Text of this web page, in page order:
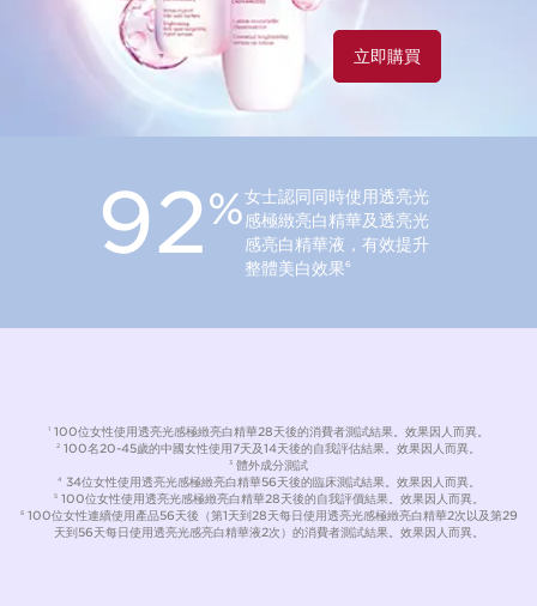
92%女士認同同時使用透亮光
感極緻亮白精華及透亮光
感亮白精華液，有效提升
整體美白效果6
立即購買
1 100位女性使用透亮光感極緻亮白精華28天後的消費者測試結果。效果因⁠人⁠而⁠異。
2 100名20-45歲的中國女性使用7天及14天後的自我評估結果。效果因人而異。
3 體外成分測試
4 34位女性使用透亮光感極緻亮白精華56天後的臨床測試結果。效果因人而異。
5100位女性使用透亮光感極緻亮白精華28天後的自我評價結果。效果因人而異。
6100位女性連續使用產品56天後（第1天到28天每日使用透亮光感極緻亮白精華2次以及第29
天到56天每日使用透亮光感亮白精華液2次）的消費者測試結果。效果因人而異。